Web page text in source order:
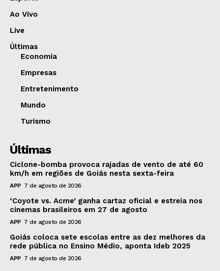
Ao Vivo
Live
Últimas
Economia
Empresas
Entretenimento
Mundo
Turismo
Últimas
Ciclone-bomba provoca rajadas de vento de até 60
km/h em regiões de Goiás nesta sexta-feira
APP 7 de agosto de 2026
‘Coyote vs. Acme’ ganha cartaz oficial e estreia nos
cinemas brasileiros em 27 de agosto
APP 7 de agosto de 2026
Goiás coloca sete escolas entre as dez melhores da
rede pública no Ensino Médio, aponta Ideb 2025
APP 7 de agosto de 2026